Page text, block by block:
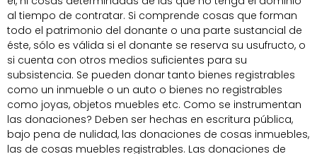
al tiempo de contratar. Si comprende cosas que forman
todo el patrimonio del donante o una parte sustancial de
éste, sólo es válida si el donante se reserva su usufructo, o
si cuenta con otros medios suficientes para su
subsistencia. Se pueden donar tanto bienes registrables
como un inmueble o un auto o bienes no registrables
como joyas, objetos muebles etc. Como se instrumentan
las donaciones? Deben ser hechas en escritura pública,
bajo pena de nulidad, las donaciones de cosas inmuebles,
las de cosas muebles registrables. Las donaciones de